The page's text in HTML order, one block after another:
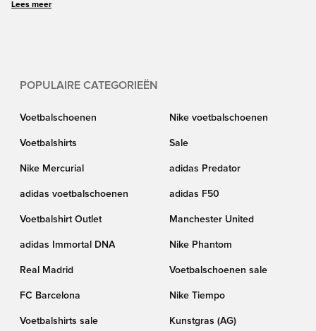
contact met de bal, omdat de latex van voor naar achter over de vingers rolt
Lees meer
POPULAIRE CATEGORIEËN
Voetbalschoenen Nike voetbalschoenen
Voetbalshirts Sale
Nike Mercurial adidas Predator
adidas voetbalschoenen adidas F50
Voetbalshirt Outlet Manchester United
adidas Immortal DNA Nike Phantom
Real Madrid Voetbalschoenen sale
FC Barcelona Nike Tiempo
Voetbalshirts sale Kunstgras (AG)